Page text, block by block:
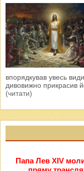
впорядкував увесь
дивовижно прикрасив
(читати)
Папа Лев XIV